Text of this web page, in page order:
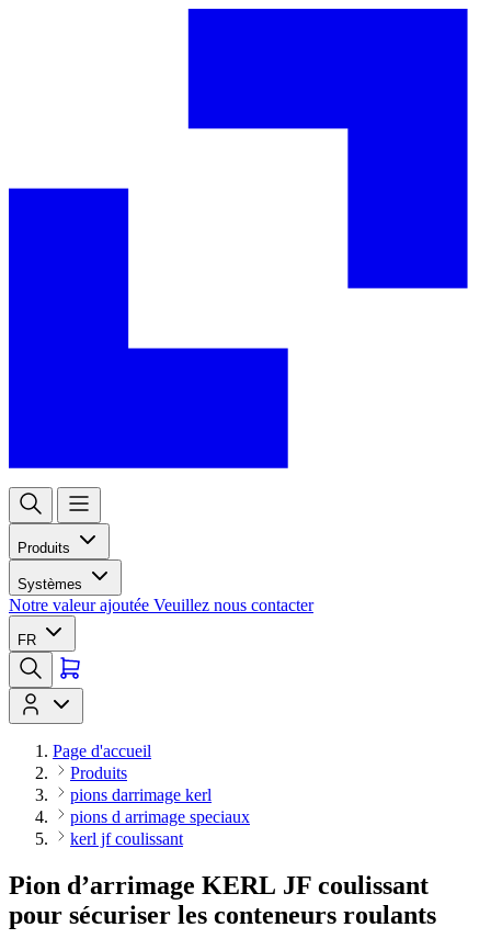
Produits
Systèmes
Notre valeur ajoutée Veuillez nous contacter
FR
Page d'accueil
Produits
pions darrimage kerl
pions d arrimage speciaux
kerl jf coulissant
Pion d’arrimage KERL JF coulissant
pour sécuriser les conteneurs roulants